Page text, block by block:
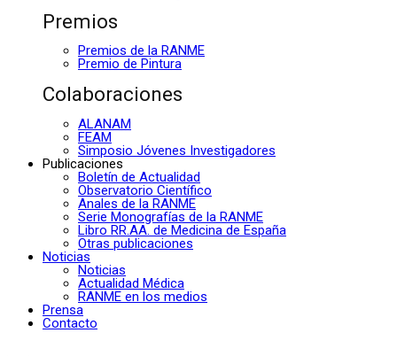
Premios
Premios de la RANME
Premio de Pintura
Colaboraciones
ALANAM
FEAM
Simposio Jóvenes Investigadores
Publicaciones
Boletín de Actualidad
Observatorio Científico
Anales de la RANME
Serie Monografías de la RANME
Libro RR.AA. de Medicina de España
Otras publicaciones
Noticias
Noticias
Actualidad Médica
RANME en los medios
Prensa
Contacto